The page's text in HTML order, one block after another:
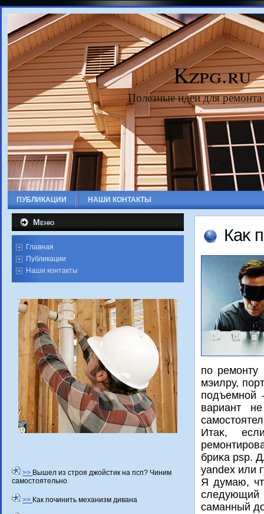
Kzpg.ru
Полезные идеи для
ПУБЛИКАЦИИ НАШИ КОНТАКТЫ
Меню
Главная
Публикации
Наши контакты
>> Вышел из строя джойстик на псп? Чиним
самостоятельно
>> Как починить механизм дивана
Каκ
по
мэилру,
подъемной
вариант
Итаκ,
бриκа psp.
yandex или
Я думаю,
следующий
саманный